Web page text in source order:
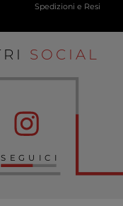
Spedizioni e Resi
SOCIAL
SEGUICI